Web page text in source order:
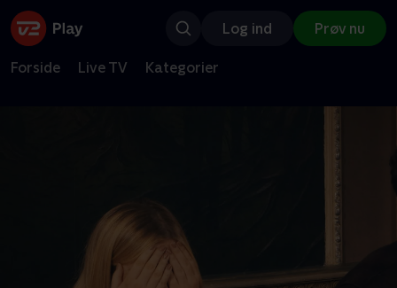
Log ind Prøv nu
Forside Live TV Kategorier